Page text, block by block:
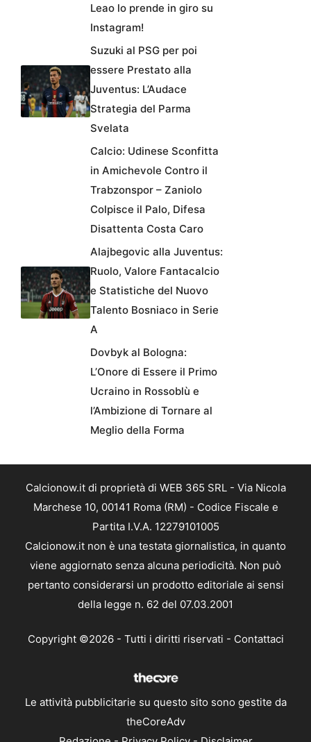
Leao lo prende in giro su
Instagram!
Suzuki al PSG per poi
essere Prestato alla
Juventus: L’Audace
Strategia del Parma
Svelata
Calcio: Udinese Sconfitta
in Amichevole Contro il
Trabzonspor – Zaniolo
Colpisce il Palo, Difesa
Disattenta Costa Caro
Alajbegovic alla Juventus:
Ruolo, Valore Fantacalcio
e Statistiche del Nuovo
Talento Bosniaco in Serie
A
Dovbyk al Bologna:
L’Onore di Essere il Primo
Ucraino in Rossoblù e
l’Ambizione di Tornare al
Meglio della Forma
Calcionow.it di proprietà di WEB 365 SRL - Via Nicola
Marchese 10, 00141 Roma (RM) - Codice Fiscale e
Partita I.V.A. 12279101005
Calcionow.it non è una testata giornalistica, in quanto
viene aggiornato senza alcuna periodicità. Non può
pertanto considerarsi un prodotto editoriale ai sensi
della legge n. 62 del 07.03.2001
Copyright ©2026 - Tutti i diritti riservati - Contattaci
Le attività pubblicitarie su questo sito sono gestite da
theCoreAdv